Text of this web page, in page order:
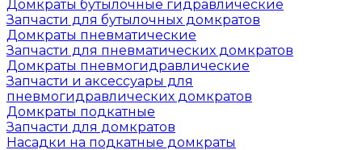
Домкраты бутылочные гидравлические
Запчасти для бутылочных домкратов
Домкраты пневматические
Запчасти для пневматических домкратов
Домкраты пневмогидравлические
Запчасти и аксессуары для
пневмогидравлических домкратов
Домкраты подкатные
Запчасти для домкратов
Насадки на подкатные домкраты